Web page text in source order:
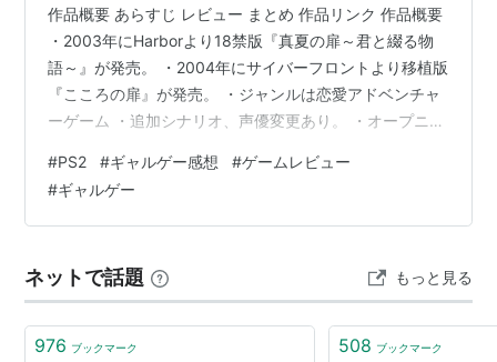
作品概要 あらすじ レビュー まとめ 作品リンク 作品概要
・2003年にHarborより18禁版『真夏の扉～君と綴る物
語～』が発売。 ・2004年にサイバーフロントより移植版
『こころの扉』が発売。 ・ジャンルは恋愛アドベンチャ
ーゲーム ・追加シナリオ、声優変更あり。 ・オープニン
は5人。 ・セーブ数は50。 ・オートスキップなし。 ・ク
イックセーブ、クイックロードなし。 あらすじ 主人公、
水原祐司(みずはらゆうじは堕落した日々を送っていた。
高校三年生にもなっても夢も目標もない事を 幼馴…
#PS2 #ギャルゲー感想 #ゲームレビュー
#ギャルゲー
ネットで話題 もっと見る
976 ブックマーク 508 ブックマーク